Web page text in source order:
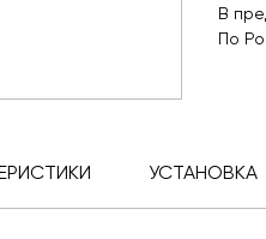
В
По
УСТАНОВКА